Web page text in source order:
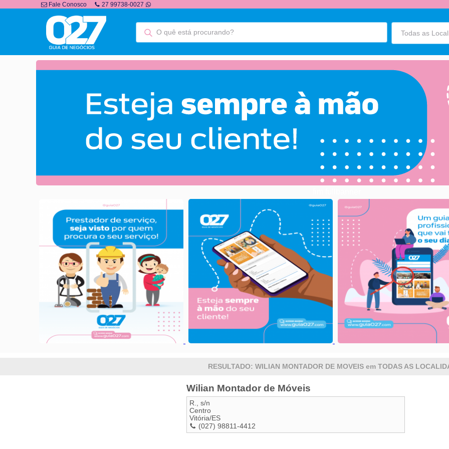
Fale Conosco 27 99738-0027
RESULTADO: WILIAN MONTADOR DE MOVEIS em TODAS AS
Wilian Montador de Móveis
R., s/n
Centro
Vitória/ES
(027) 98811-4412